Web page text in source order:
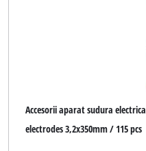
Accesorii aparat sudura electrica
electrodes 3,2x350mm / 115 pcs